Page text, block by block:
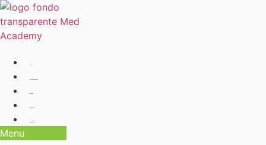
Ir
al
contenido
Menu